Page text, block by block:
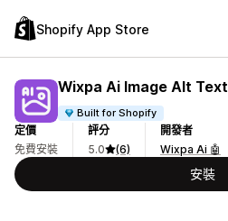
Shopify App Store
Wixpa Ai Image Alt Text
Built for Shopify
定價
免費安裝
評分
5.0
(6)
開發者
Wixpa Ai 🤖
安裝